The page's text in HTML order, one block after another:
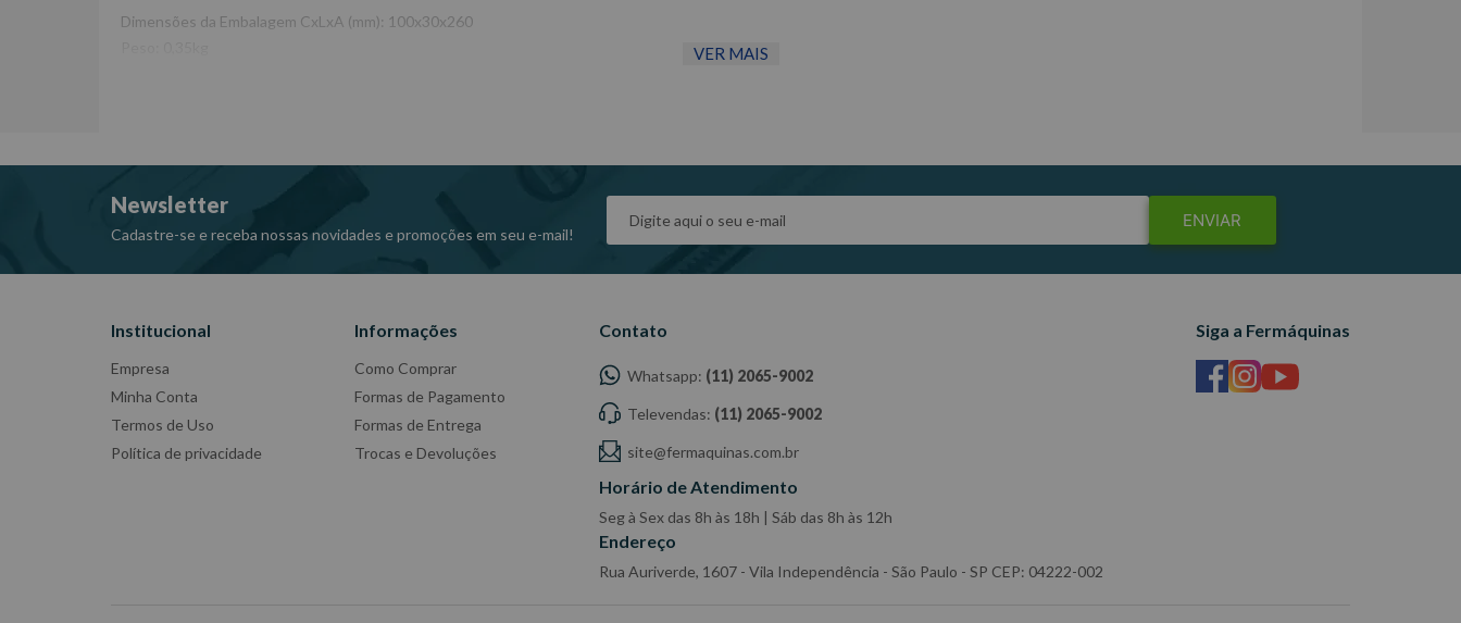
Dimensões da Embalagem CxLxA (mm): 100x30x260
VER MAIS
Newsletter
Cadastre-se e receba nossas novidades e promoções em seu e-mail!
ENVIAR
Institucional
Empresa
Minha Conta
Termos de Uso
Política de privacidade
Informações
Como Comprar
Formas de Pagamento
Formas de Entrega
Trocas e Devoluções
Contato
Whatsapp: (11) 2065-9002
Televendas: (11) 2065-9002
site@fermaquinas.com.br
Horário de Atendimento
Seg à Sex das 8h às 18h | Sáb das 8h às 12h
Endereço
Rua Auriverde, 1607 - Vila Independência - São Paulo - SP CEP: 04222-002
Siga a Fermáquinas